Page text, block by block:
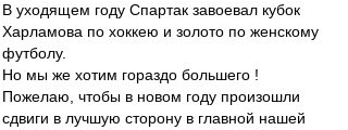
В уходящем году Спартак завоевал кубок
Харламова по хоккею и золото по женскому
футболу.
Но мы же хотим гораздо большего !
Пожелаю, чтобы в новом году произошли
сдвиги в лучшую сторону в главной нашей